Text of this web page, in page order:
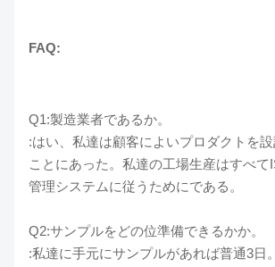
FAQ:
Q1:製造業者であるか。
:はい、私達は顧客によいプロダクトを
ことにあった。私達の工場生産はすべて
管理システムに従うためにである。
Q2:サンプルをどの位準備できるかか。
:私達に手元にサンプルがあれば普通3日